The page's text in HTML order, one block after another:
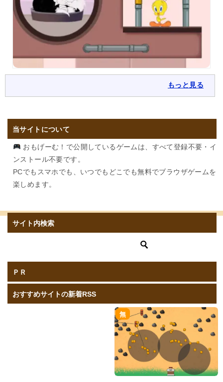
もっと見る
当サイトについて
おもげーむ！で公開しているゲームは、すべて登録不要・イ
ンストール不要です。
PCでもスマホでも、いつでもどこでも無料でブラウザゲームを
楽しめます。
サイト内検索
ＰＲ
おすすめサイトの新着RSS
無